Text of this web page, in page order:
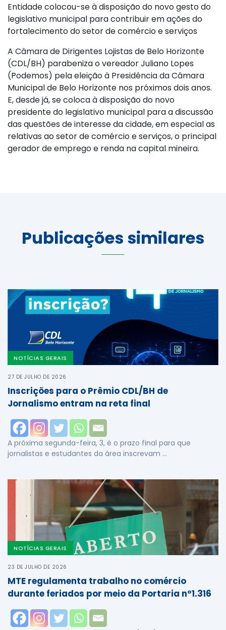
Entidade colocou-se à disposição do novo gesto do
legislativo municipal para contribuir em ações do
fortalecimento do setor de comércio e serviços
A Câmara de Dirigentes Lojistas de Belo Horizonte
(CDL/BH) parabeniza o vereador Juliano Lopes
(Podemos) pela eleição à Presidência da Câmara
Municipal de Belo Horizonte nos próximos dois anos.
E, desde já, se coloca à disposição do novo
presidente do legislativo municipal para a discussão
das questões de interesse da cidade, em especial as
relativas ao setor de comércio e serviços, o principal
gerador de emprego e renda na capital mineira.
Publicações similares
NOTÍCIAS GERAIS
27 DE JULHO DE 2026
Inscrições para o Prêmio CDL/BH de
Jornalismo entram na reta final
A próxima segunda-feira, 3, é o prazo final para que
jornalistas e estudantes da área inscrevam …
NOTÍCIAS GERAIS
23 DE JULHO DE 2026
MTE regulamenta trabalho no comércio
durante feriados por meio da Portaria nº1.316